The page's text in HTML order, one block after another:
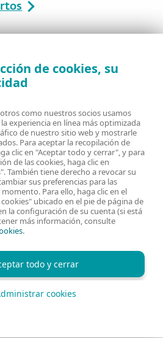
de la comunidad de
RSS Feed
Dirección
Política de Cookies
de cookies, su
como nuestros socios usamos
experiencia en línea más optimizada
de nuestro sitio web y mostrarle
Para aceptar la recopilación de
clic en "Aceptar todo y cerrar", y para
de las cookies, haga clic en
También tiene derecho a revocar su
sus preferencias para las
Para ello, haga clic en el
ubicado en el pie de página de
la configuración de su cuenta (si está
más información, consulte
.
todo y cerrar
cookies